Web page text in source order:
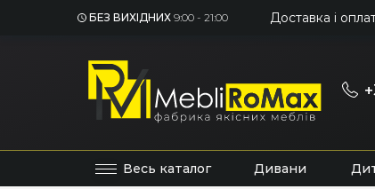
БЕЗ ВИХІДНИХ 9:00 - 21:00 Доставка і
Весь каталог Дивани